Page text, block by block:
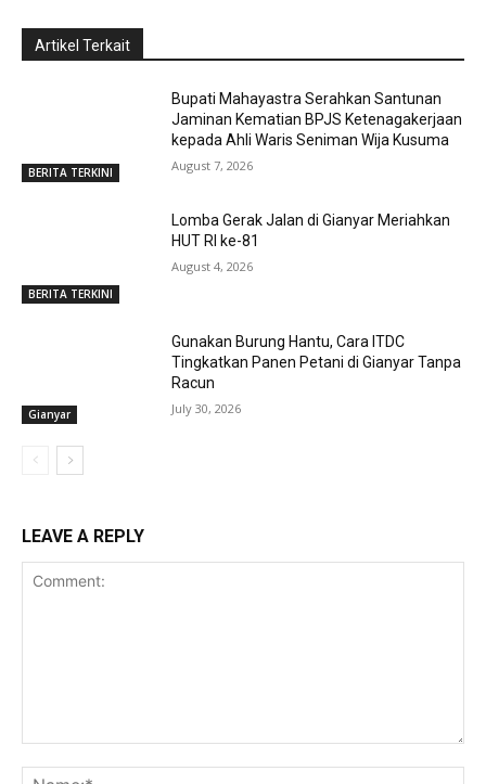
Artikel Terkait
BERITA TERKINI
Bupati Mahayastra Serahkan Santunan
Jaminan Kematian BPJS Ketenagakerjaan
kepada Ahli Waris Seniman Wija Kusuma
August 7, 2026
BERITA TERKINI
Lomba Gerak Jalan di Gianyar Meriahkan
HUT RI ke-81
August 4, 2026
Gianyar
Gunakan Burung Hantu, Cara ITDC
Tingkatkan Panen Petani di Gianyar Tanpa
Racun
July 30, 2026
LEAVE A REPLY